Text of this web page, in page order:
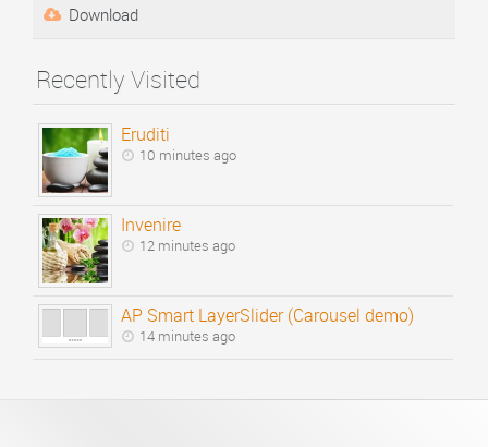
Download
Recently Visited
Eruditi
10 minutes ago
Invenire
12 minutes ago
AP Smart LayerSlider (Carousel demo)
14 minutes ago